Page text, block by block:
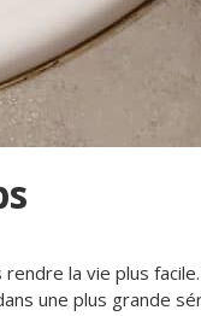
la vie plus
une plus grande